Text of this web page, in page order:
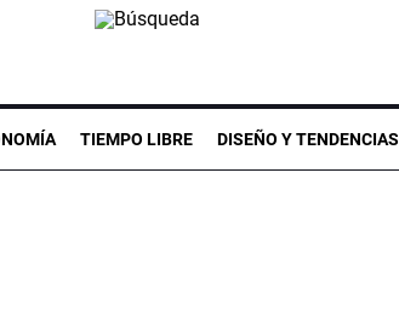
TIEMPO LIBRE DISEÑO Y TENDENCIAS